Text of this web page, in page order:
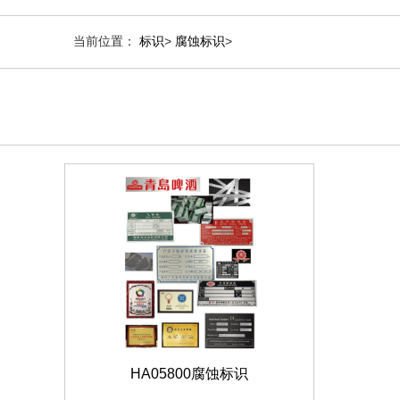
当前位置： 标识> 腐蚀标识>
HA05800腐蚀标识